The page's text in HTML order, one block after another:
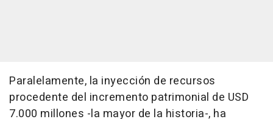
Paralelamente, la inyección de recursos
procedente del incremento patrimonial de USD
7.000 millones -la mayor de la historia-, ha